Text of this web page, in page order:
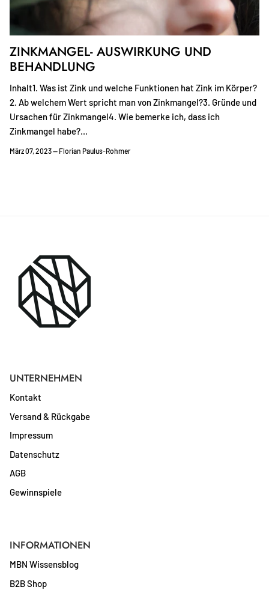
ZINKMANGEL- AUSWIRKUNG UND
BEHANDLUNG
Inhalt1. Was ist Zink und welche Funktionen hat Zink im Körper?
2. Ab welchem Wert spricht man von Zinkmangel?3. Gründe und
Ursachen für Zinkmangel4. Wie bemerke ich, dass ich
Zinkmangel habe?...
März 07, 2023 — Florian Paulus-Rohmer
UNTERNEHMEN
Kontakt
Versand & Rückgabe
Impressum
Datenschutz
AGB
Gewinnspiele
INFORMATIONEN
MBN Wissensblog
B2B Shop